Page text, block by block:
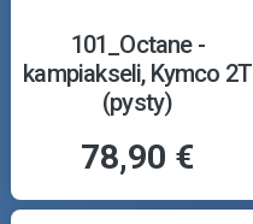
101_Octane -
kampiakseli, Kymco 2T
(pysty)
78,90 €